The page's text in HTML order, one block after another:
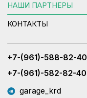
НАШИ ПАРТНЕРЫ
КОНТАКТЫ
+7-(961)-588-82-40
+7-(961)-582-82-40
garage_krd